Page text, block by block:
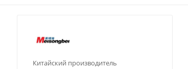
Китайский производитель